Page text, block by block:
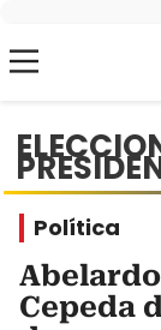
Política
Cepeda